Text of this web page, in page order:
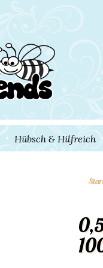
Hübsch & Hilfreich